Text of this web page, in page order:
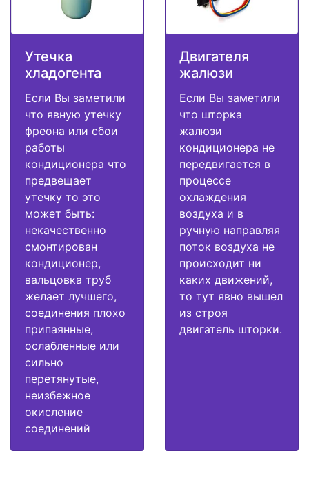
Утечка
хладогента
Если Вы заметили
что явную утечку
фреона или сбои
работы
кондиционера что
предвещает
утечку то это
может быть:
некачественно
смонтирован
кондиционер,
вальцовка труб
желает лучшего,
соединения плохо
припаянные,
ослабленные или
сильно
перетянутые,
неизбежное
окисление
соединений
Двигателя
жалюзи
Если Вы заметили
что шторка
жалюзи
кондиционера не
передвигается в
процессе
охлаждения
воздуха и в
ручную направляя
поток воздуха не
происходит ни
каких движений,
то тут явно вышел
из строя
двигатель шторки.